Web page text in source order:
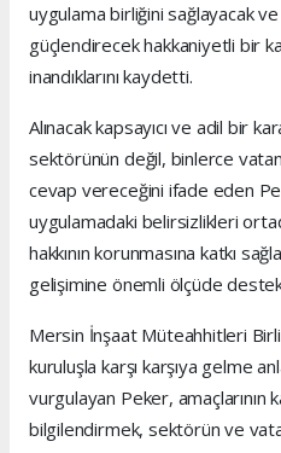
uygulama birliğini sağlayacak
güçlendirecek hakkaniyetli bir
inandıklarını kaydetti.
Alınacak kapsayıcı ve adil bir
sektörünün değil, binlerce
cevap vereceğini ifade eden
uygulamadaki belirsizlikleri
hakkının korunmasına katkı
gelişimine önemli ölçüde destek
Mersin İnşaat Müteahhitleri
kuruluşla karşı karşıya gelme
vurgulayan Peker, amaçlarının
bilgilendirmek, sektörün ve